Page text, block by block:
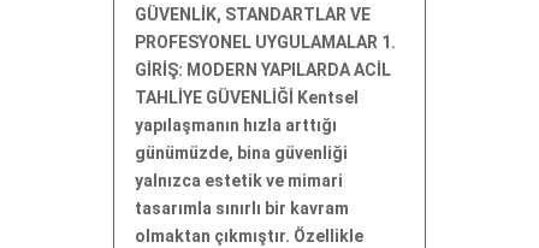
GÜVENLİK, STANDARTLAR VE
PROFESYONEL UYGULAMALAR 1.
GİRİŞ: MODERN YAPILARDA ACİL
TAHLİYE GÜVENLİĞİ Kentsel
yapılaşmanın hızla arttığı
günümüzde, bina güvenliği
yalnızca estetik ve mimari
tasarımla sınırlı bir kavram
olmaktan çıkmıştır. Özellikle